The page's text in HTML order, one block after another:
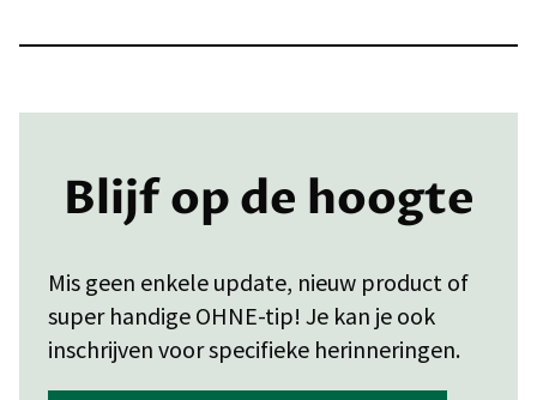
Blijf op de hoogte
Mis geen enkele update, nieuw product of
super handige OHNE-tip! Je kan je ook
inschrijven voor specifieke herinneringen.